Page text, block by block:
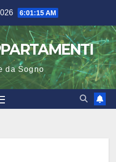
6:01:16 AM
da Sogno